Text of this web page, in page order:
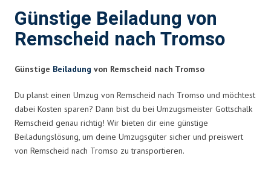
Günstige Beiladung von
Remscheid nach Tromso
Günstige Beiladung von Remscheid nach Tromso
Du planst einen Umzug von Remscheid nach Tromso und möchtest
dabei Kosten sparen? Dann bist du bei Umzugsmeister Gottschalk
Remscheid genau richtig! Wir bieten dir eine günstige
Beiladungslösung, um deine Umzugsgüter sicher und preiswert
von Remscheid nach Tromso zu transportieren.